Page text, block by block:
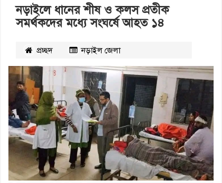
নড়াইলে ধানের শীষ ও কলস প্রতীক
সমর্থকদের মধ্যে সংঘর্ষে আহত ১৪
প্রচ্ছদ নড়াইল জেলা